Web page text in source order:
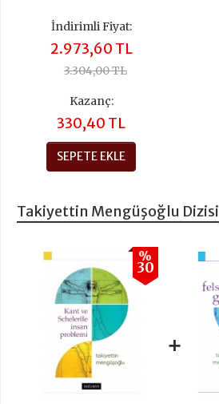
İndirimli Fiyat:
2.973,60 TL
3.304,00 TL
Kazanç:
330,40 TL
SEPETE EKLE
Takiyettin Mengüşoğlu Dizisi
%
30
+